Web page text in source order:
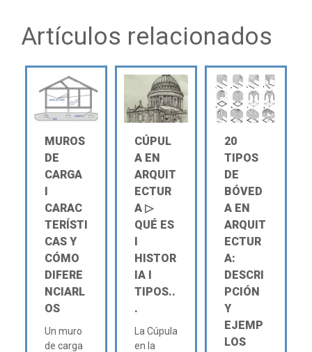
Artículos relacionados
MUROS
DE
CARGA
Ι
CARAC
TERÍSTI
CAS Y
CÓMO
DIFERE
NCIARL
OS
Un muro
de carga
CÚPUL
A EN
ARQUIT
ECTUR
A ▷
QUÉ ES
Ι
HISTOR
IA Ι
TIPOS..
.
La Cúpula
en la
20
TIPOS
DE
BÓVED
A EN
ARQUIT
ECTUR
A:
DESCRI
PCIÓN
Y
EJEMP
LOS